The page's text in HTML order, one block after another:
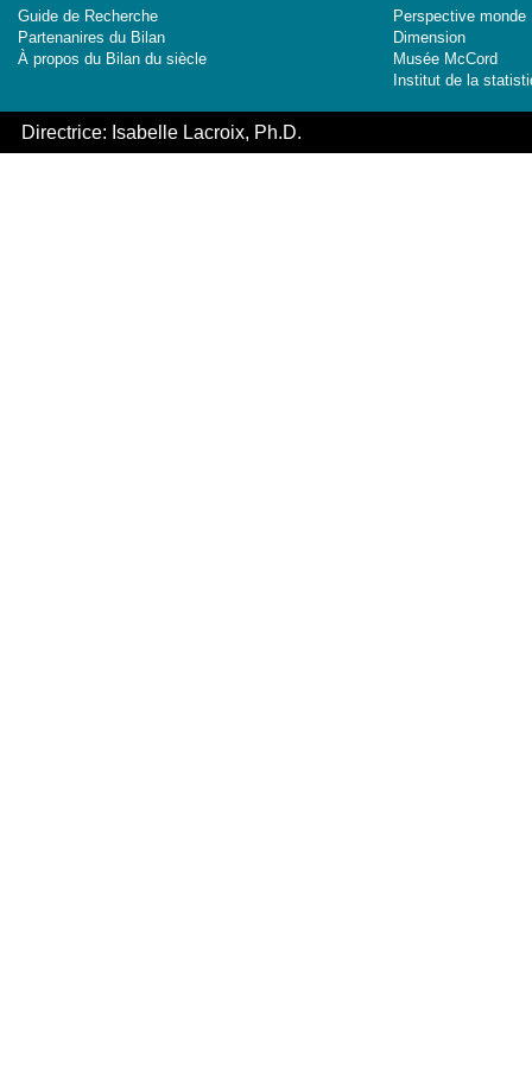
Guide de Recherche
Partenanires du Bilan
À propos du Bilan du siècle
Perspective monde
Dimension
Musée McCord
Institut de la
Directrice: Isabelle Lacroix, Ph.D.